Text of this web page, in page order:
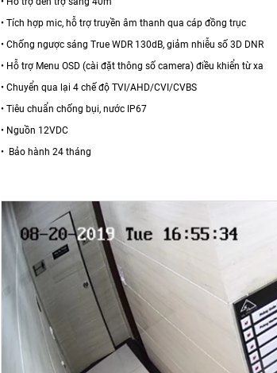
• Tích hợp mic, hỗ trợ truyền âm thanh qua cáp đồng trục
• Chống ngược sáng True WDR 130dB, giảm nhiễu số 3D DNR
• Hỗ trợ Menu OSD (cài đặt thông số camera) điều khiển từ xa
• Chuyển qua lại 4 chế độ TVI/AHD/CVI/CVBS
• Tiêu chuẩn chống bụi, nước IP67
• Nguồn 12VDC
• Bảo hành 24 tháng